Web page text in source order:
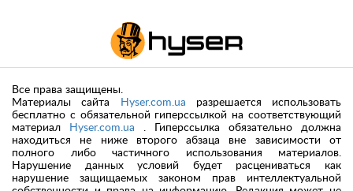
Все права защищены.
Материалы сайта
Hyser.com.ua разрешается использовать
бесплатно с обязательной гиперссылкой на соответствующий
материал
Hyser.com.ua . Гиперссылка обязательно должна
находиться не ниже второго абзаца вне зависимости от
полного либо частичного использования материалов.
Нарушение данных условий будет расцениваться как
нарушение защищаемых законом прав интеллектуальной